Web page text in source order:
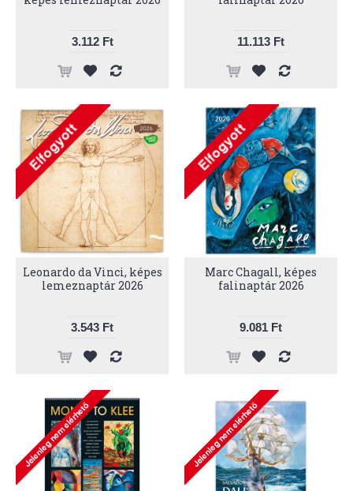
3.112 Ft 11.113 Ft
Leonardo da Vinci, képes
lemeznaptár 2026
3.543 Ft
Marc Chagall, képes
falinaptár 2026
9.081 Ft